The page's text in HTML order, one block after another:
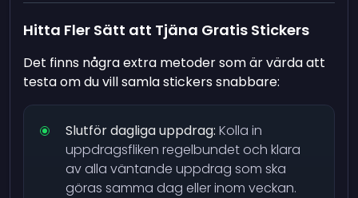
Hitta Fler Sätt att Tjäna Gratis Stickers
Det finns några extra metoder som är värda att
testa om du vill samla stickers snabbare:
Slutför dagliga uppdrag: Kolla in
uppdragsfliken regelbundet och klara
av alla väntande uppdrag som ska
göras samma dag eller inom veckan.